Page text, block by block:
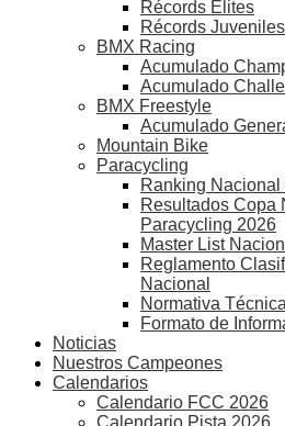
Récords Élites
Récords Juveniles
BMX Racing
Acumulado
Acumulado
BMX Freestyle
Acumulado
Mountain Bike
Paracycling
Ranking Nacional
Resultados Copa
Paracycling 2026
Master List
Reglamento
Nacional
Normativa
Formato de
Noticias
Nuestros Campeones
Calendarios
Calendario FCC 2026
Calendario Pista 2026